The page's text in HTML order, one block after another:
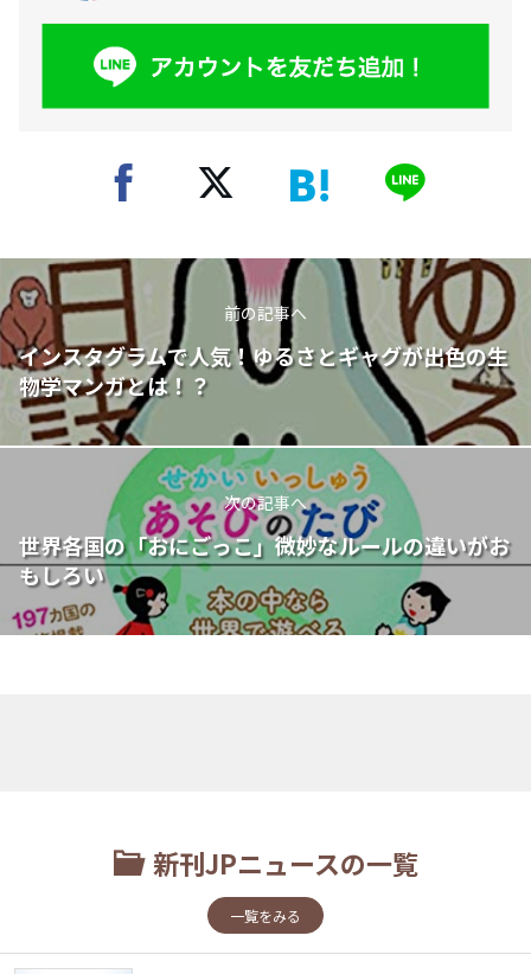
前の記事へ
インスタグラムで人気！ゆるさとギャグが出色の生
物学マンガとは！？
次の記事へ
世界各国の「おにごっこ」微妙なルールの違いがお
もしろい
新刊JPニュースの一覧
一覧をみる